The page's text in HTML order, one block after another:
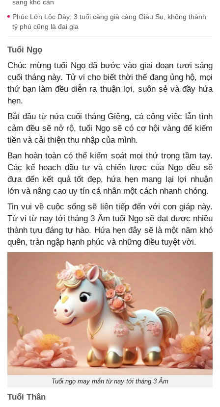
sang khó cản
Phúc Lớn Lộc Dày: 3 tuổi càng già càng Giàu Sụ, không thành
tỷ phú cũng là đai gia
Tuổi Ngọ
Chúc mừng tuổi Ngọ đã bước vào giai đoạn tươi sáng
cuối tháng này. Tử vi cho biết thời thế đang ủng hộ, mọi
thứ bạn làm đều diễn ra thuận lợi, suôn sẻ và đầy hứa
hẹn.
Bắt đầu từ nửa cuối tháng Giêng, cả công việc lẫn tình
cảm đều sẽ nở rộ, tuổi Ngọ sẽ có cơ hội vàng để kiếm
tiền và cải thiện thu nhập của mình.
Bạn hoàn toàn có thể kiểm soát mọi thứ trong tầm tay.
Các kế hoạch đầu tư và chiến lược của Ngọ đều sẽ
đưa đến kết quả tốt đẹp, hứa hẹn mang lại lợi nhuận
lớn và nâng cao uy tín cá nhân một cách nhanh chóng.
Tin vui về cuộc sống sẽ liên tiếp đến với con giáp này.
Từ vi từ nay tới tháng 3 Âm tuổi Ngọ sẽ đạt được nhiều
thành tựu đáng tự hào. Hứa hẹn đây sẽ là một năm khó
quên, tràn ngập hạnh phúc và những điều tuyệt vời.
Tuổi ngọ may mắn từ nay tới tháng 3 Âm
Tuổi Thân